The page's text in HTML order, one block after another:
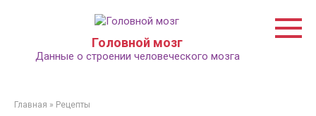
Головной мозг
Данные о строении человеческого мозга
Главная » Рецепты